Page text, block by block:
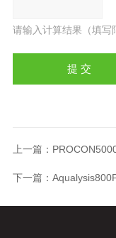
请输入计算结果（填写
上一篇：
下一篇：